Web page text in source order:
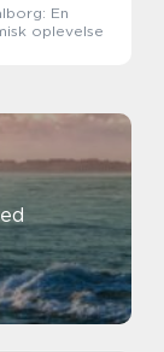
En
oplevelse